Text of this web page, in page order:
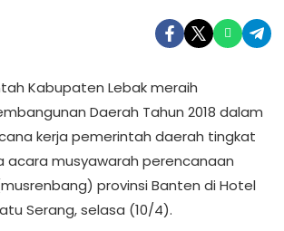
Kabupaten Lebak meraih
Daerah Tahun 2018 dalam
kerja pemerintah daerah tingkat
acara musyawarah perencanaan
provinsi Banten di Hotel
Serang, selasa (10/4).